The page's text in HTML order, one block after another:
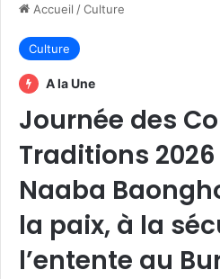
Accueil /Culture
Culture
A la Une
Journée des
Traditions
Naaba
la paix, à la
l’entente au